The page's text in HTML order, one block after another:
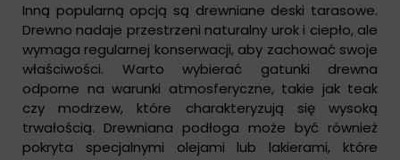
Inną popularną opcją są drewniane deski tarasowe.
Drewno nadaje przestrzeni naturalny urok i ciepło, ale
wymaga regularnej konserwacji, aby zachować swoje
właściwości. Warto wybierać gatunki drewna
odporne na warunki atmosferyczne, takie jak teak
czy modrzew, które charakteryzują się wysoką
trwałością. Drewniana podłoga może być również
pokryta specjalnymi olejami lub lakierami, które